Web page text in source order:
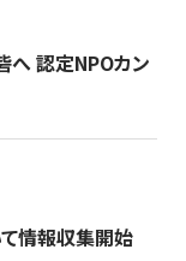
へ 認定NPOカン
情報収集開始